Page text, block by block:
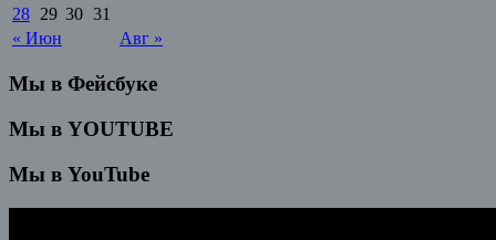
« Июн Авг »
28 29 30 31
Мы в Фейсбуке
Мы в YOUTUBE
Мы в YouTube